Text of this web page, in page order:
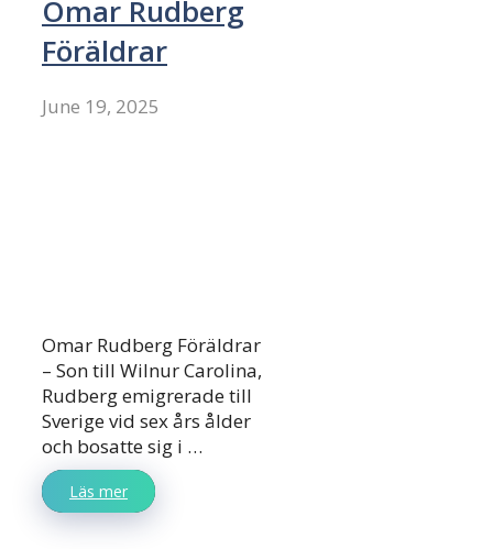
Omar Rudberg
Föräldrar
June 19, 2025
Omar Rudberg Föräldrar
– Son till Wilnur Carolina,
Rudberg emigrerade till
Sverige vid sex års ålder
och bosatte sig i …
Läs mer